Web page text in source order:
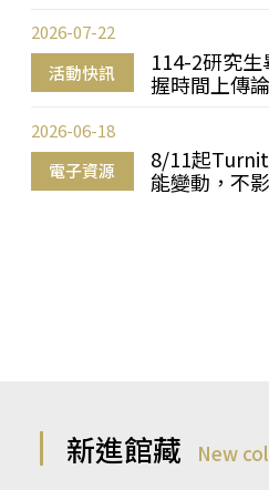
活動快訊
114-2研究
握時間上傳
2026-07-22
電子資源
8/11起
能變動，不
2026-06-18
新進館藏 New